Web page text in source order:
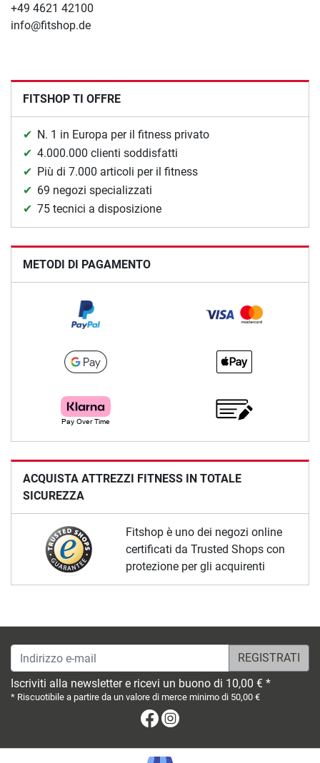
+49 4621 42100
info@fitshop.de
FITSHOP TI OFFRE
N. 1 in Europa per il fitness privato
4.000.000 clienti soddisfatti
Più di 7.000 articoli per il fitness
69 negozi specializzati
75 tecnici a disposizione
METODI DI PAGAMENTO
ACQUISTA ATTREZZI FITNESS IN TOTALE
SICUREZZA
Fitshop è uno dei negozi online
certificati da Trusted Shops con
protezione per gli acquirenti
Indirizzo e-mail
Iscriviti alla newsletter e ricevi un buono di 10,00 € *
* Riscuotibile a partire da un valore di merce minimo di 50,00 €
Facebook